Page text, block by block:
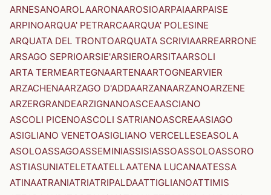
ARNESANOAROLAARONAAROSIOARPAIAARPAISE
ARPINOARQUA' PETRARCAARQUA' POLESINE
ARQUATA DEL TRONTOARQUATA SCRIVIAARREARRONE
ARSAGO SEPRIOARSIE'ARSIEROARSITAARSOLI
ARTA TERMEARTEGNAARTENAARTOGNEARVIER
ARZACHENAARZAGO D'ADDAARZANAARZANOARZENE
ARZERGRANDEARZIGNANOASCEAASCIANO
ASCOLI PICENOASCOLI SATRIANOASCREAASIAGO
ASIGLIANO VENETOASIGLIANO VERCELLESEASOLA
ASOLOASSAGOASSEMINIASSISIASSOASSOLOASSORO
ASTIASUNIATELETAATELLAATENA LUCANAATESSA
ATINAATRANIATRIATRIPALDAATTIGLIANOATTIMIS